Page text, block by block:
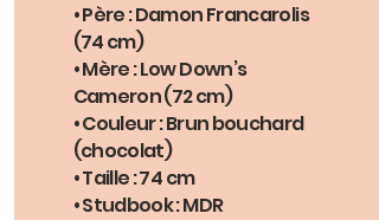
• Père : Damon Francarolis
(74 cm)
• Mère : Low Down’s
Cameron (72 cm)
• Couleur : Brun bouchard
(chocolat)
• Taille : 74 cm
• Studbook : MDR